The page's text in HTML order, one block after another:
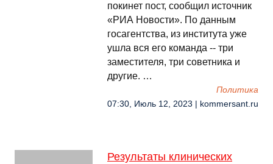
покинет пост, сообщил источник
«РИА Новости». По данным
госагентства, из института уже
ушла вся его команда -- три
заместителя, три советника и
другие. …
Политика
07:30, Июль 12, 2023 | kommersant.ru
Результаты клинических